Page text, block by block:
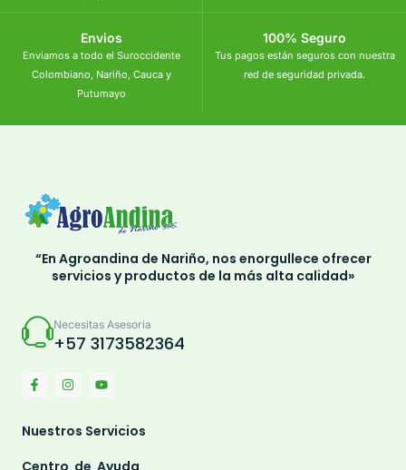
Envios
Enviamos a todo el Suroccidente
Colombiano, Nariño, Cauca y
Putumayo
100% Seguro
Tus pagos están seguros con nuestra
red de seguridad privada.
“En Agroandina de Nariño, nos enorgullece ofrecer
servicios y productos de la más alta calidad»
Necesitas Asesoria
+57 3173582364
Nuestros Servicios